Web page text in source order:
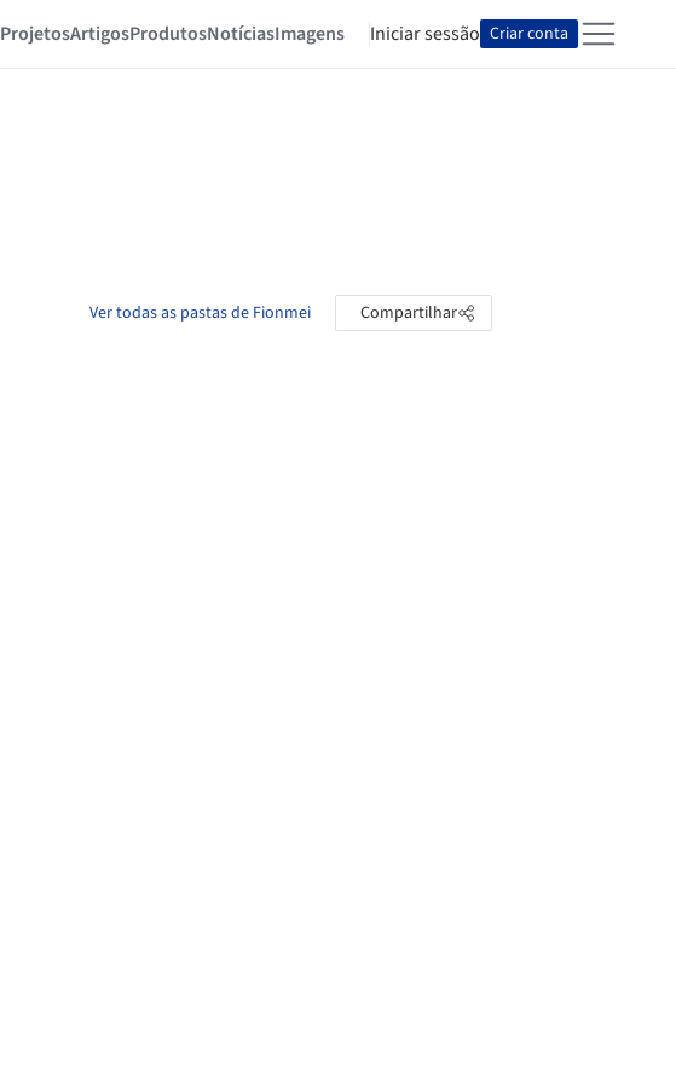
ProjetosArtigosProdutosNotíciasImagens Iniciar sessão Criar conta
Ver todas as pastas de Fionmei Compartilhar